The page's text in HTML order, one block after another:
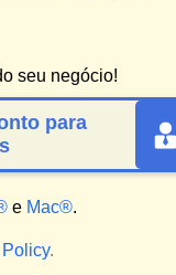
seu negócio!
para
e Mac®.
.